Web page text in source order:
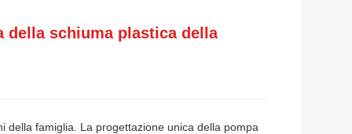
della schiuma plastica della
della famiglia. La progettazione unica della pompa